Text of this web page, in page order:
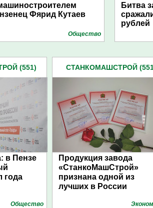
Фярид Кутаев
Общество
Битва
рублей
(551)
в Пензе
года
Общество
СТАНКОМАШСТРОЙ
Продукция завода
«СтанкоМашСтрой»
признана одной из
лучших в России